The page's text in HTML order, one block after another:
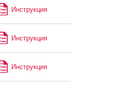
Инструкция
Инструкция
Инструкция